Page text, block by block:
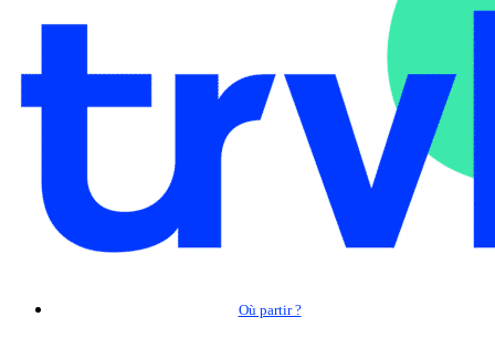
Où partir ?